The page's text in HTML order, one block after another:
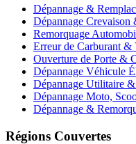
Dépannage &
Dépannage Crevaison
Remorquage
Erreur de Carburant &
Ouverture de Porte &
Dépannage Véhicule
Dépannage Utilitaire
Dépannage Moto,
Dépannage &
Régions Couvertes